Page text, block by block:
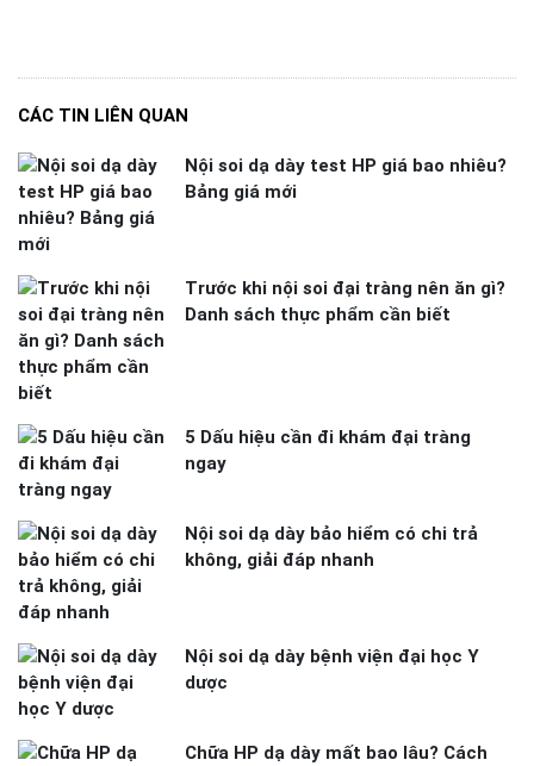
CÁC TIN LIÊN QUAN
Nội soi dạ dày test HP giá bao nhiêu?
Bảng giá mới
Trước khi nội soi đại tràng nên ăn gì?
Danh sách thực phẩm cần biết
5 Dấu hiệu cần đi khám đại tràng
ngay
Nội soi dạ dày bảo hiểm có chi trả
không, giải đáp nhanh
Nội soi dạ dày bệnh viện đại học Y
dược
Chữa HP dạ dày mất bao lâu? Cách